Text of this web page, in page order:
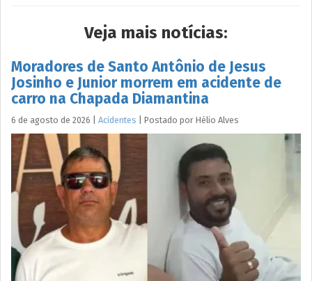
Veja mais notícias:
Moradores de Santo Antônio de Jesus
Josinho e Junior morrem em acidente de
carro na Chapada Diamantina
6 de agosto de 2026 Acidentes Postado por Hélio Alves